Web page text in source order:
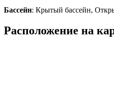
Бассейн: Крытый бассейн,
Расположение на